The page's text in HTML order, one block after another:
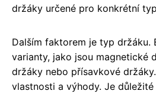
držáky určené pro konkrétní
Dalším faktorem je typ držáku.
varianty, jako jsou magnetické
držáky nebo přísavkové
vlastnosti a výhody. Je